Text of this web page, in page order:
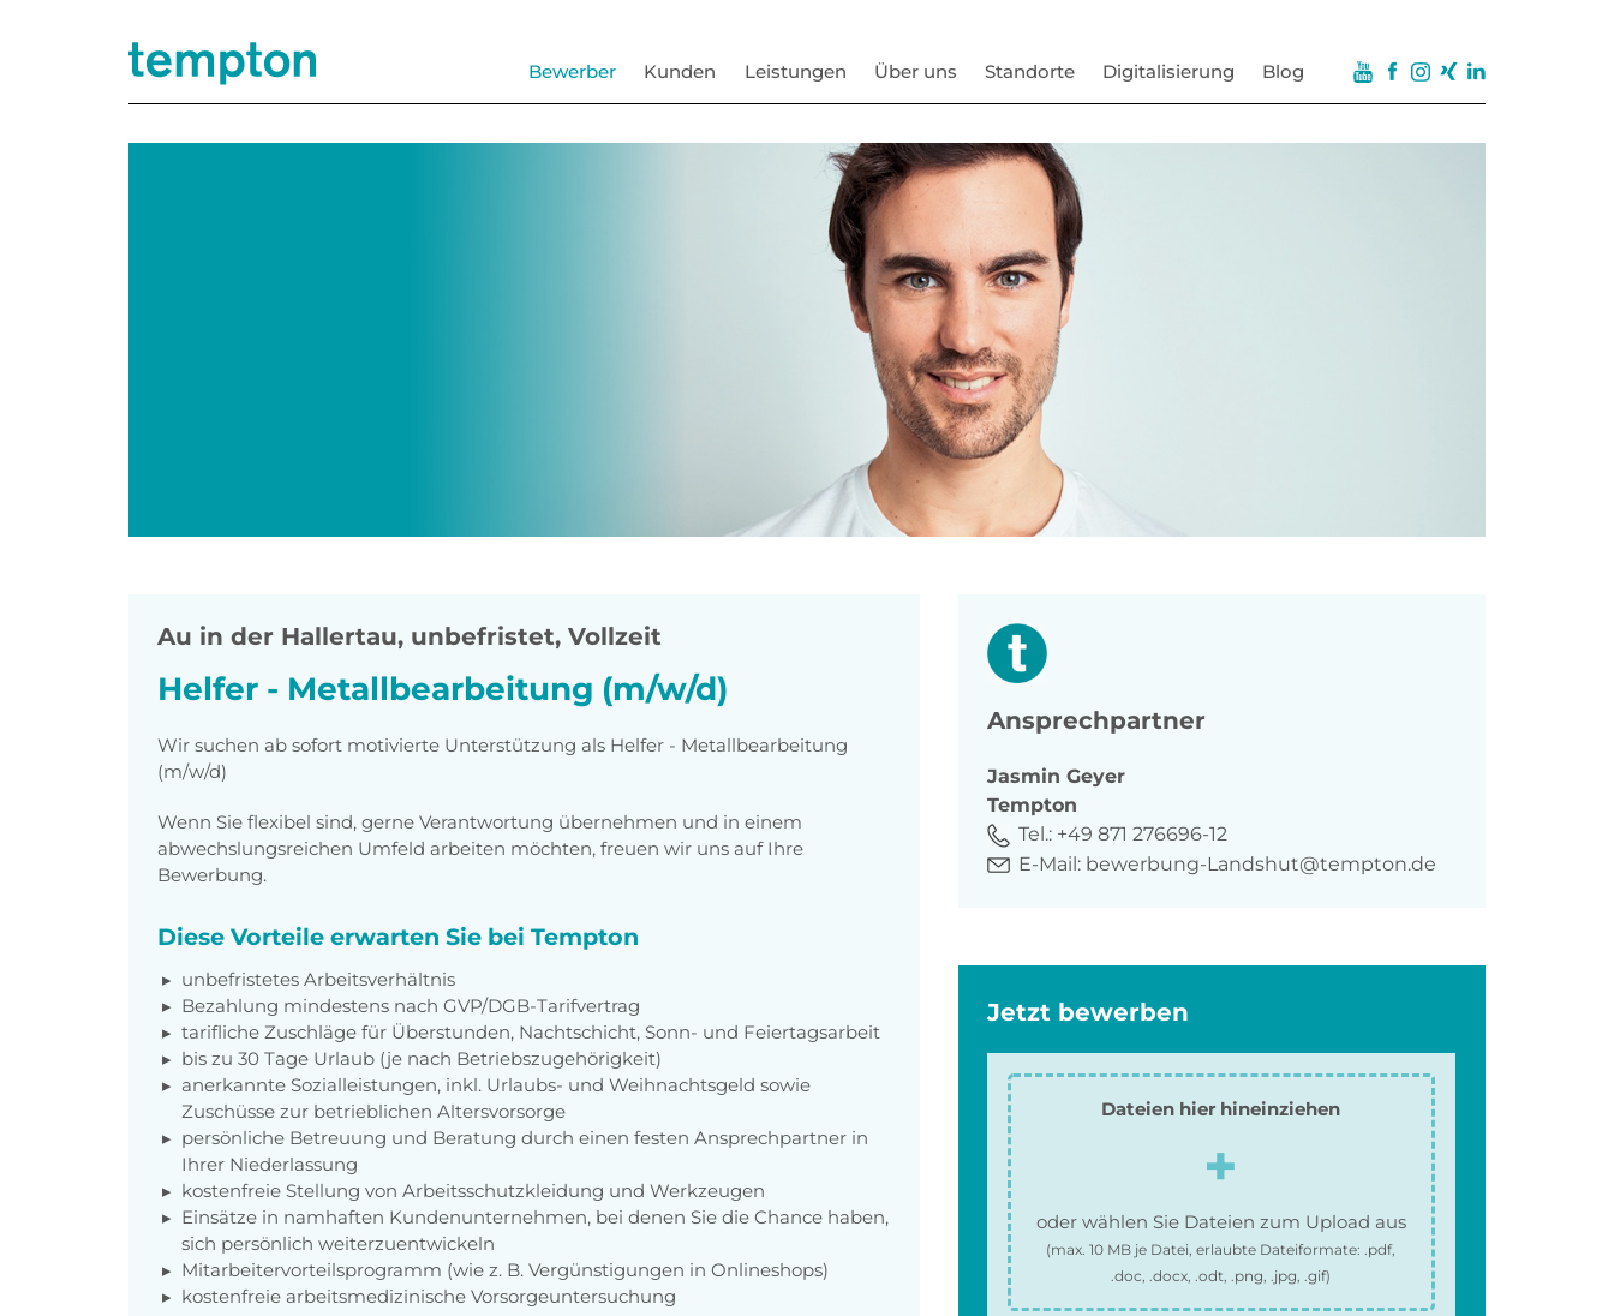
Bewerber Kunden Leistungen Über uns Standorte Digitalisierung Blog
Au in der Hallertau, unbefristet, Vollzeit
Helfer - Metallbearbeitung (m/w/d)
Wir suchen ab sofort motivierte Unterstützung als Helfer - Metallbearbeitung
(m/w/d)
Wenn Sie flexibel sind, gerne Verantwortung übernehmen und in einem
abwechslungsreichen Umfeld arbeiten möchten, freuen wir uns auf Ihre
Bewerbung.
Diese Vorteile erwarten Sie bei Tempton
unbefristetes Arbeitsverhältnis
Bezahlung mindestens nach GVP/DGB-Tarifvertrag
tarifliche Zuschläge für Überstunden, Nachtschicht, Sonn- und Feiertagsarbeit
bis zu 30 Tage Urlaub (je nach Betriebszugehörigkeit)
anerkannte Sozialleistungen, inkl. Urlaubs- und Weihnachtsgeld sowie
Zuschüsse zur betrieblichen Altersvorsorge
persönliche Betreuung und Beratung durch einen festen Ansprechpartner in
Ihrer Niederlassung
kostenfreie Stellung von Arbeitsschutzkleidung und Werkzeugen
Einsätze in namhaften Kundenunternehmen, bei denen Sie die Chance haben,
sich persönlich weiterzuentwickeln
Mitarbeitervorteilsprogramm (wie z. B. Vergünstigungen in Onlineshops)
kostenfreie arbeitsmedizinische Vorsorgeuntersuchung
Ansprechpartner
Jasmin Geyer
Tempton
Tel.: +49 871 276696-12
E-Mail: bewerbung-Landshut@tempton.de
Jetzt bewerben
Dateien hier hineinziehen
oder wählen Sie Dateien zum Upload aus
(max.10 MB je Datei, erlaubte Dateiformate:.pdf,
.doc, .docx, .odt, .png, .jpg, .gif)